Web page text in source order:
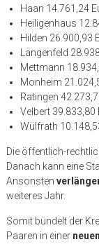
Haan 14.761,24
Heiligenhaus
Hilden 26.900,93
Langenfeld
Mettmann
Monheim
Ratingen
Velbert 39.833,80
Wülfrath
Die öffentlich-
Danach kann eine
Ansonsten
weiteres Jahr.
Somit bündelt der
Paaren in einer